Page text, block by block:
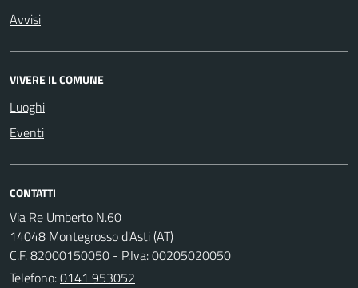
Avvisi
VIVERE IL COMUNE
Luoghi
Eventi
CONTATTI
Via Re Umberto N.60
14048 Montegrosso d'Asti (AT)
C.F. 82000150050 - P.Iva: 00205020050
Telefono:0141 953052